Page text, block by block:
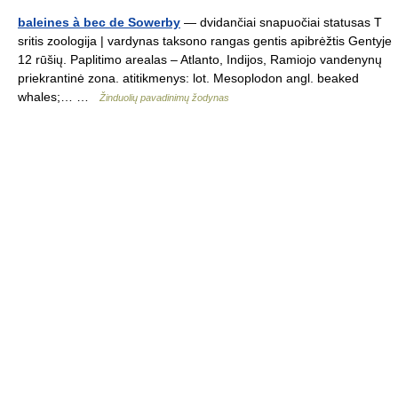
baleines à bec de Sowerby — dvidančiai snapuočiai statusas T
sritis zoologija | vardynas taksono rangas gentis apibrėžtis Gentyje
12 rūšių. Paplitimo arealas – Atlanto, Indijos, Ramiojo vandenynų
priekrantinė zona. atitikmenys: lot. Mesoplodon angl. beaked
whales;… …
Žinduolių pavadinimų žodynas